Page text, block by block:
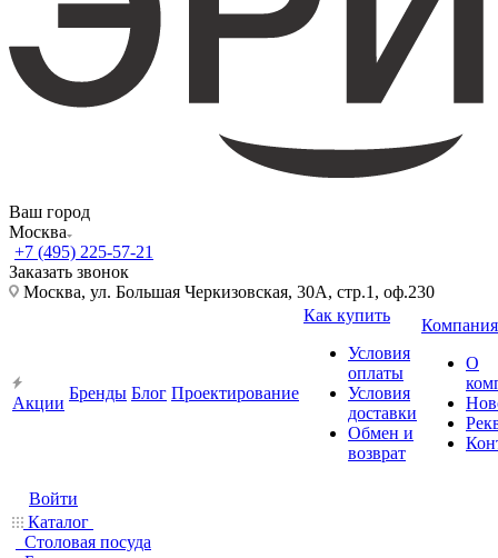
Ваш город
Москва
+7 (495) 225-57-21
Заказать звонок
Москва, ул. Большая Черкизовская, 30А, стр.1, оф.230
Акции
Бренды Блог Проектирование
Как купить
Условия
оплаты
Условия
доставки
Обмен и
возврат
Компания
О
Войти
Каталог
Столовая посуда